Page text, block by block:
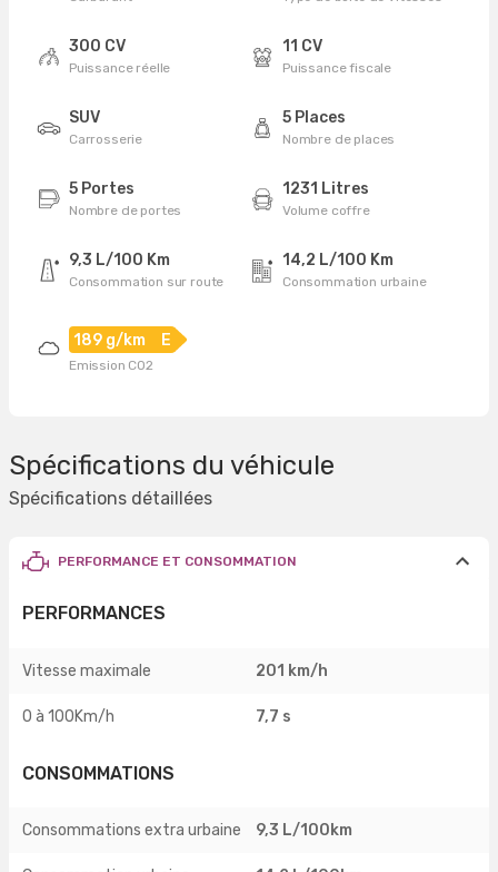
300 CV
Puissance réelle
11 CV
Puissance fiscale
SUV
Carrosserie
5 Places
Nombre de places
5 Portes
Nombre de portes
1231 Litres
Volume coffre
9,3 L/100 Km
Consommation sur route
14,2 L/100 Km
Consommation urbaine
189 g/km E
Emission CO2
Spécifications du véhicule
Spécifications détaillées
PERFORMANCE ET CONSOMMATION
PERFORMANCES
Vitesse maximale 201 km/h
0 à 100Km/h 7,7 s
CONSOMMATIONS
Consommations extra urbaine 9,3 L/100km